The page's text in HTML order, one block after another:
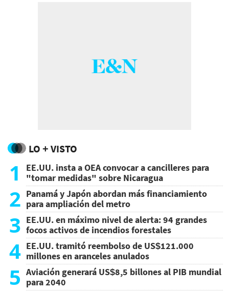
LO + VISTO
1
EE.UU. insta a OEA convocar a cancilleres para
"tomar medidas" sobre Nicaragua
2 Panamá y Japón abordan más financiamiento
para ampliación del metro
3 EE.UU. en máximo nivel de alerta: 94 grandes
focos activos de incendios forestales
4 EE.UU. tramitó reembolso de US$121.000
millones en aranceles anulados
5 Aviación generará US$8,5 billones al PIB mundial
para 2040